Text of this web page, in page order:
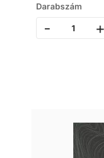
Darabszám
- +